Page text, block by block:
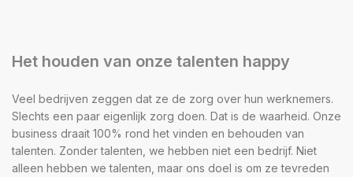
Het houden van onze talenten happy
Veel bedrijven zeggen dat ze de zorg over hun werknemers.
Slechts een paar eigenlijk zorg doen. Dat is de waarheid. Onze
business draait 100% rond het vinden en behouden van
talenten. Zonder talenten, we hebben niet een bedrijf. Niet
alleen hebben we talenten, maar ons doel is om ze tevreden